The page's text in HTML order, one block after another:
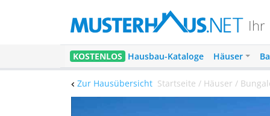
Ihr
KOSTENLOS Hausbau-Kataloge Häuser
Zur Hausübersicht Startseite / Häuser /